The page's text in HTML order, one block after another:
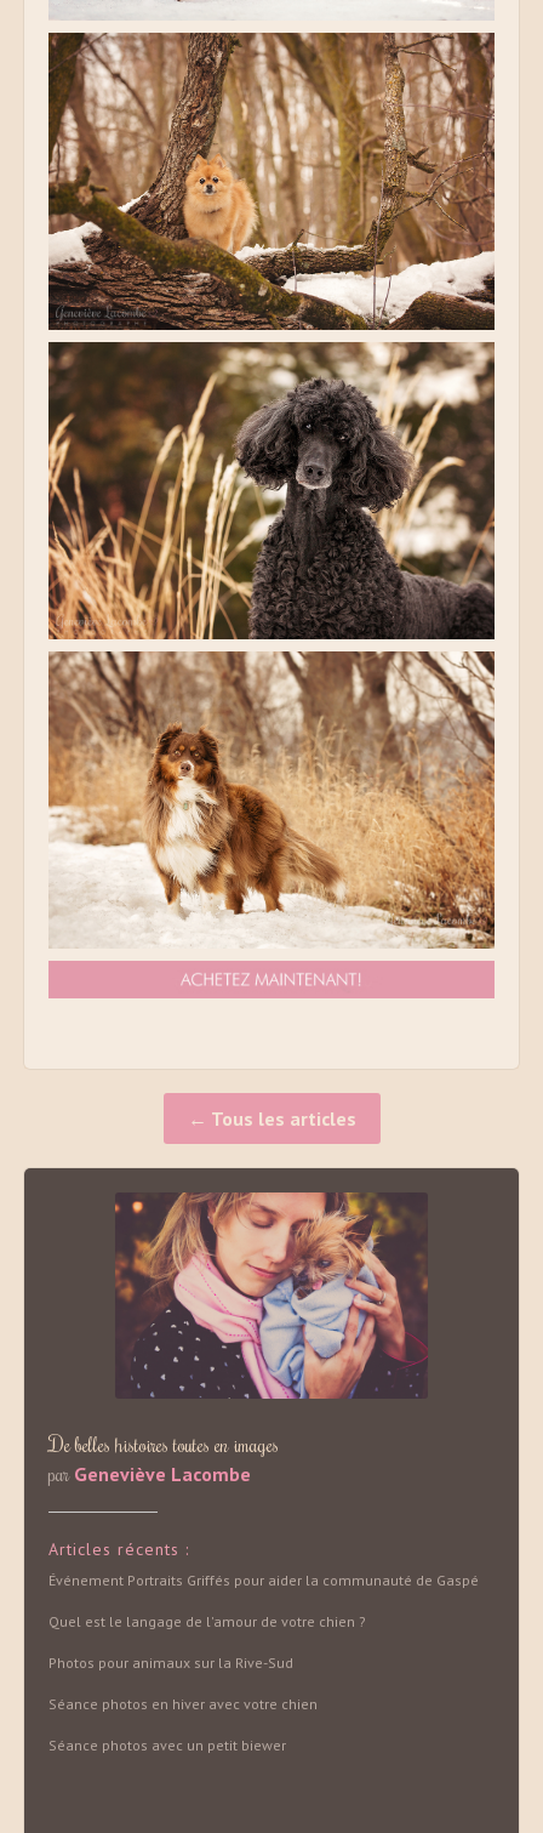
← Tous les articles
De belles histoires toutes en images
par Geneviève Lacombe
Articles récents :
Événement Portraits Griffés pour aider la communauté de Gaspé
Quel est le langage de l'amour de votre chien ?
Photos pour animaux sur la Rive-Sud
Séance photos en hiver avec votre chien
Séance photos avec un petit biewer